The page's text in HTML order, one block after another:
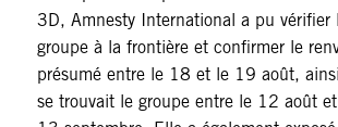
3D, Amnesty International a pu vérifier
groupe à la frontière et confirmer le
présumé entre le 18 et le 19 août,
se trouvait le groupe entre le 12 août